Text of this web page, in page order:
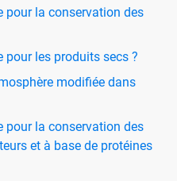
pour la conservation des
pour les produits secs ?
modifiée dans
pour la conservation des
et à base de protéines